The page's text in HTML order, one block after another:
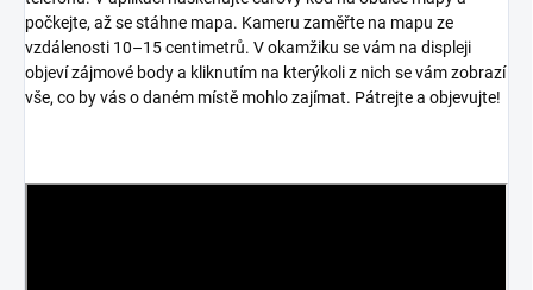
počkejte, až se stáhne mapa. Kameru zaměřte na mapu ze
vzdálenosti 10–15 centimetrů. V okamžiku se vám na displeji
objeví zájmové body a kliknutím na kterýkoli z nich se vám zobrazí
vše, co by vás o daném místě mohlo zajímat. Pátrejte a objevujte!